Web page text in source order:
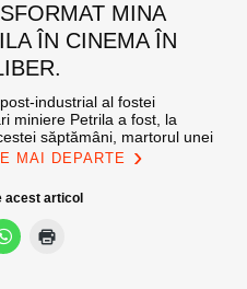
MINA
ÎN CINEMA ÎN
industrial al fostei
miniere Petrila a fost, la
săptămâni, martorul unei
MAI DEPARTE
acest articol